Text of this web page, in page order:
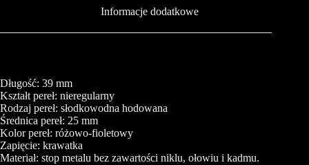
Informacje dodatkowe
Długość: 39 mm
Kształt pereł: nieregularny
Rodzaj pereł: słodkowodna hodowana
Średnica pereł: 25 mm
Kolor pereł: różowo-fioletowy
Zapięcie: krawatka
Materiał: stop metalu bez zawartości niklu, ołowiu i kadmu.